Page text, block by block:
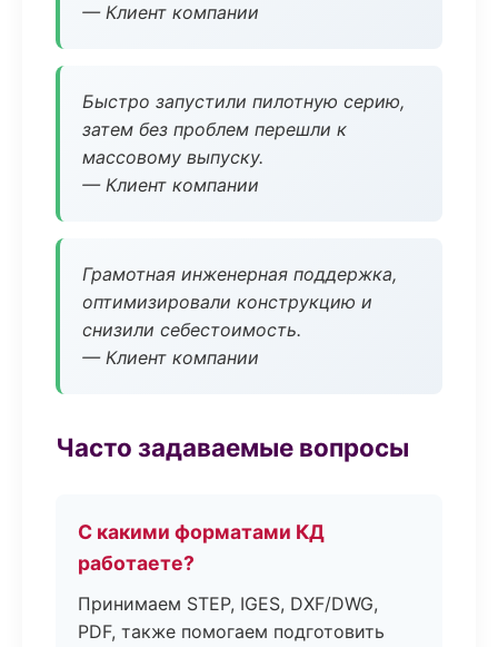
— Клиент компании
Быстро запустили пилотную серию,
затем без проблем перешли к
массовому выпуску.
— Клиент компании
Грамотная инженерная поддержка,
оптимизировали конструкцию и
снизили себестоимость.
— Клиент компании
Часто задаваемые вопросы
С какими форматами КД
работаете?
Принимаем STEP, IGES, DXF/DWG,
PDF, также помогаем подготовить